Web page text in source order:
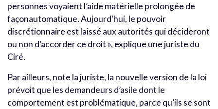
personnes voyaient l’aide matérielle prolongée de
façonautomatique. Aujourd’hui, le pouvoir
discrétionnaire est laissé aux autorités qui décideront
ou non d’accorder ce droit », explique une juriste du
Ciré.
Par ailleurs, note la juriste, la nouvelle version de la loi
prévoit que les demandeurs d’asile dont le
comportement est problématique, parce qu’ils se sont